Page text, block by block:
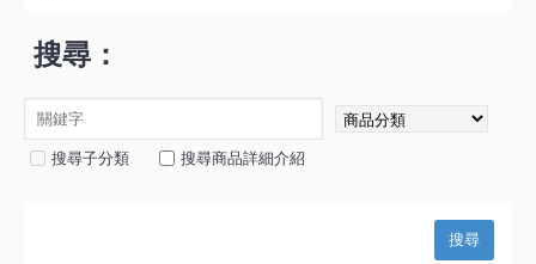
搜尋：
搜尋子分類 搜尋商品詳細介紹